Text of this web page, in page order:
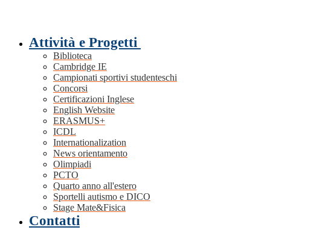
Attività e Progetti
Biblioteca
Cambridge IE
Campionati sportivi studenteschi
Concorsi
Certificazioni Inglese
English Website
ERASMUS+
ICDL
Internationalization
News orientamento
Olimpiadi
PCTO
Quarto anno all'estero
Sportelli autismo e DICO
Stage Mate&Fisica
Contatti